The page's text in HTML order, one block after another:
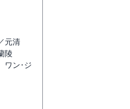
元清
陵
ワン･ジ